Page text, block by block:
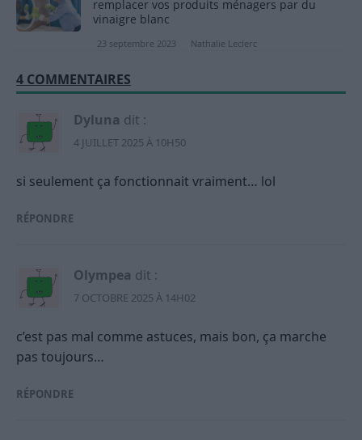
remplacer vos produits ménagers par du
vinaigre blanc
23 septembre 2023 Nathalie Leclerc
4 COMMENTAIRES
Dyluna dit :
4 JUILLET 2025 À 10H50
si seulement ça fonctionnait vraiment… lol
RÉPONDRE
Olympea dit :
7 OCTOBRE 2025 À 14H02
c’est pas mal comme astuces, mais bon, ça marche
pas toujours…
RÉPONDRE